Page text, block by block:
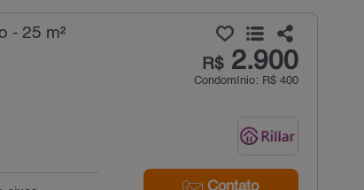
- 25 m²
R$2.900
Condomínio: R$ 400
Contato